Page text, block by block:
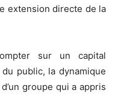
extension directe de la
sur un capital
public, la dynamique
groupe qui a appris